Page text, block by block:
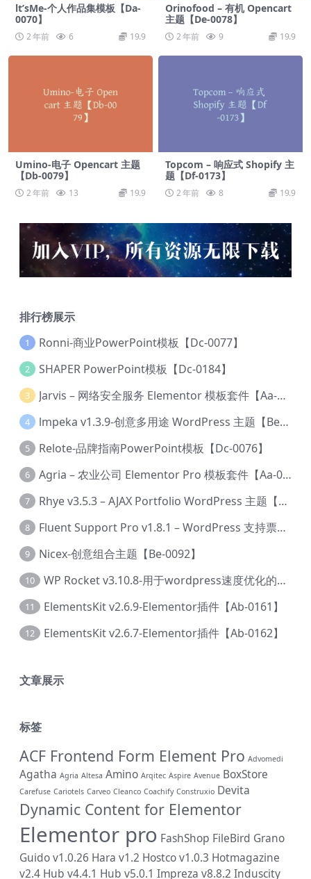
lt’sMe-个人作品集模板【Da-
0070】
2 年前 6 19.9
Orinofood – 有机 Opencart
主题【De-0078】
2 年前 9 19.9
Umino-电子 Opencart 主题
【Db-0079】
2 年前 13 19.9
Topcom – 响应式 Shopify 主
题【Df-0173】
2 年前 8 19.9
排行榜展示
1 Ronni-商业PowerPoint模板【Dc-0077】
2 SHAPER PowerPoint模板【Dc-0184】
3 Jarvis – 网络安全服务 Elementor 模板套件【Aa-0035】
4 lmpeka v1.3.9-创意多用途 WordPress 主题【Be-0064】
5 Relote-品牌指南PowerPoint模板【Dc-0076】
6 Agria – 农业公司 Elementor Pro 模板套件【Aa-0003】
7 Rhye v3.5.3 – AJAX Portfolio WordPress 主题【Bi-0049】
8 Fluent Support Pro v1.8.1 – WordPress 支持票务系统【Cc-0041】
9 Nicex-创意组合主题【Be-0092】
10 WP Rocket v3.10.8-用于wordpress速度优化的缓存加速插件【Cd-0019】
11 ElementsKit v2.6.9-Elementor插件【Ab-0161】
12 ElementsKit v2.6.7-Elementor插件【Ab-0162】
文章展示
标签
ACF Frontend Form Element Pro Advomedi
Agatha Agria Altesa Amino Arqitec Aspire Avenue BoxStore
Carefuse Cariotels Carveo Cleanco Coachify Construxio Devita
Dynamic Content for Elementor
Elementor pro FashShop FileBird Grano
Guido v1.0.26 Hara v1.2 Hostco v1.0.3 Hotmagazine
v2.4 Hub v4.4.1 Hub v5.0.1 Impreza v8.8.2 Induscity